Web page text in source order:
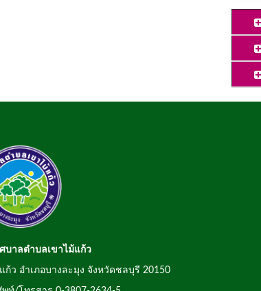
บาลตำบลเขาไม้แก้ว
ว อำเภอบางละมุง จังหวัดชลบุรี 20150